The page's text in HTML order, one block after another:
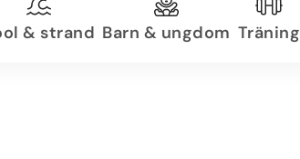
& strand Barn & ungdom Träning